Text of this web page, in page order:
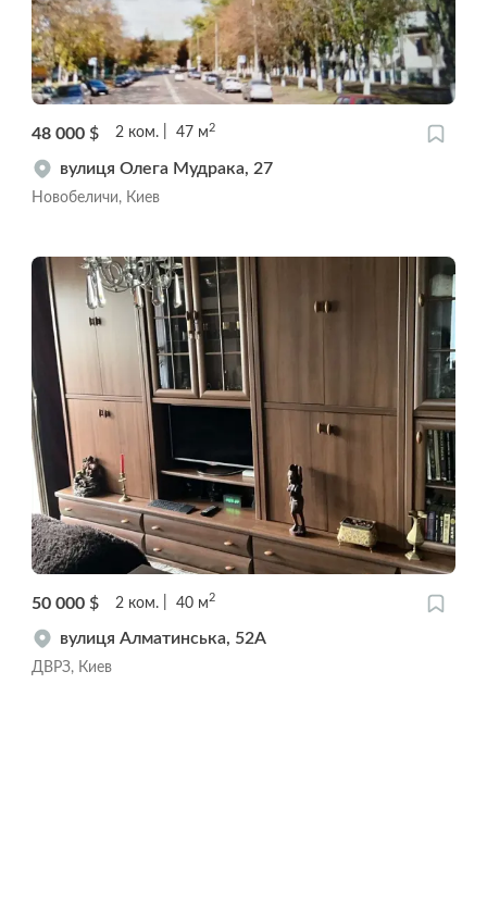
48 000 $ 2 ком. 47 м 2
вулиця Олега Мудрака, 27
Новобеличи, Киев
50 000 $ 2 ком. 40 м2
вулиця Алматинська, 52А
ДВРЗ, Киев